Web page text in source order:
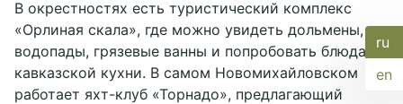
В окрестностях есть туристический комплекс
«Орлиная скала», где можно увидеть дольмены,
водопады, грязевые ванны и попробовать блюда
кавказской кухни. В самом Новомихайловском
работает яхт-клуб «Торнадо», предлагающий
ru
en